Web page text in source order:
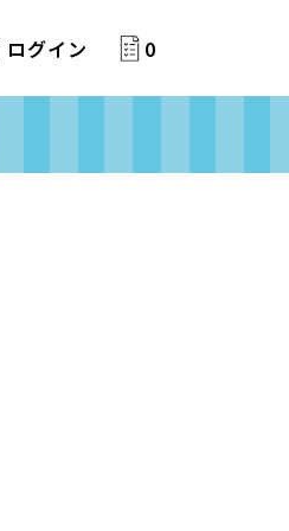
ログイン 0